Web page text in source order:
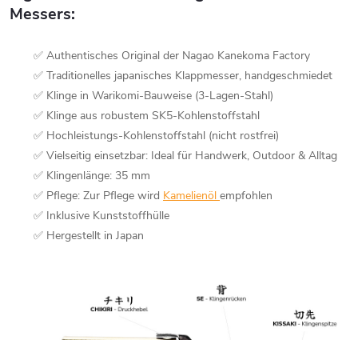
Messers:
✅ Authentisches Original der Nagao Kanekoma Factory
✅ Traditionelles japanisches Klappmesser, handgeschmiedet
✅ Klinge in Warikomi-Bauweise (3-Lagen-Stahl)
✅ Klinge aus robustem SK5-Kohlenstoffstahl
✅ Hochleistungs-Kohlenstoffstahl (nicht rostfrei)
✅ Vielseitig einsetzbar: Ideal für Handwerk, Outdoor & Alltag
✅ Klingenlänge: 35 mm
✅ Pflege: Zur Pflege wird Kamelienöl empfohlen
✅ Inklusive Kunststoffhülle
✅ Hergestellt in Japan